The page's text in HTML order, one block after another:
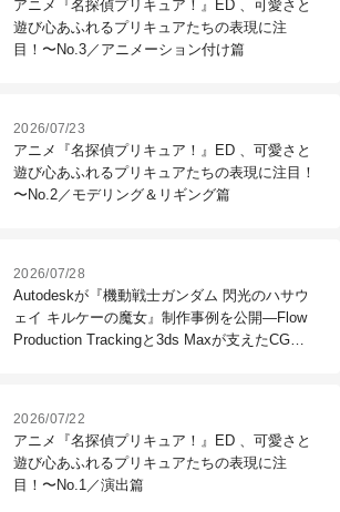
アニメ『名探偵プリキュア！』ED 、可愛さと
遊び心あふれるプリキュアたちの表現に注
目！〜No.3／アニメーション付け篇
2026/07/23
アニメ『名探偵プリキュア！』ED 、可愛さと
遊び心あふれるプリキュアたちの表現に注目！
〜No.2／モデリング＆リギング篇
2026/07/28
Autodeskが『機動戦士ガンダム 閃光のハサウ
ェイ キルケーの魔女』制作事例を公開―Flow
Production Trackingと3ds Maxが支えたCG制
2026/07/22
アニメ『名探偵プリキュア！』ED 、可愛さと
遊び心あふれるプリキュアたちの表現に注
目！〜No.1／演出篇